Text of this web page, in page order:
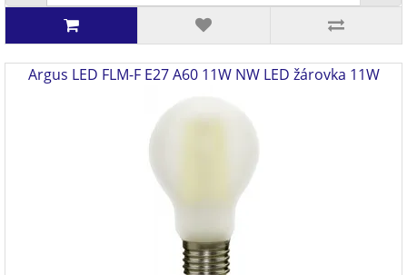
Argus LED FLM-F E27 A60 11W NW LED žárovka 11W